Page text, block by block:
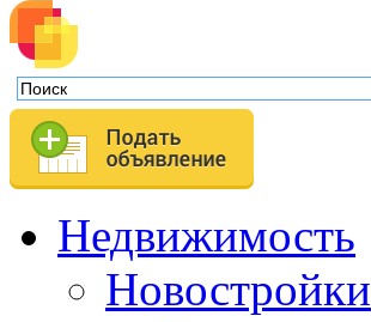
Недвижимость
Новостройки